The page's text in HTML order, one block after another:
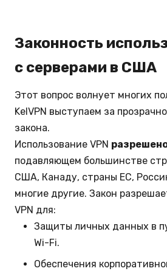
Законность
с серверами в США
Этот вопрос волнует многих
KelVPN выступаем за
закона.
Использование VPN
подавляющем большинстве
США, Канаду, страны ЕС,
многие другие. Закон
VPN для:
Защиты личных данных в
Wi-Fi.
Обеспечения